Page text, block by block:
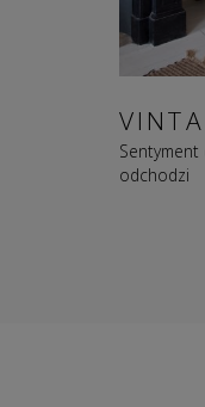
Sentyment
odchodzi